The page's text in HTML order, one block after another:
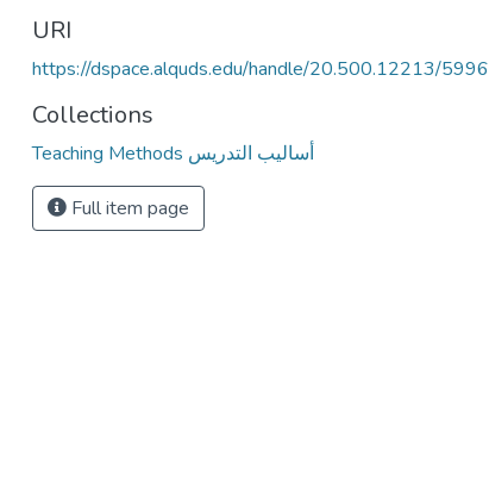
URI
https://dspace.alquds.edu/handle/20.500.12213/5996
Collections
Teaching Methods أساليب التدريس
Full item page